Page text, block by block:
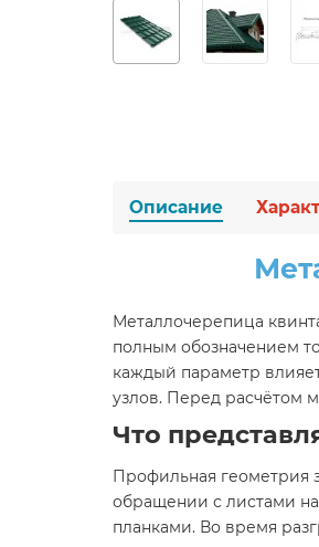
Описание
Металлочерепица
полным обозначением
каждый параметр
узлов. Перед расчётом
Что
Профильная геометрия
обращении с листами
планками. Во время